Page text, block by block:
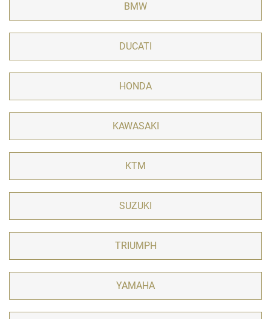
BMW
DUCATI
HONDA
KAWASAKI
KTM
SUZUKI
TRIUMPH
YAMAHA